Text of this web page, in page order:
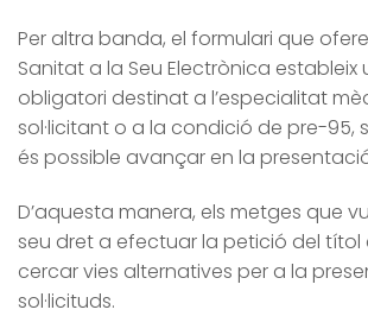
Per altra banda, el formulari que
Sanitat a la Seu Electrònica estableix
obligatori destinat a l’especialitat
sol·licitant o a la condició de pre-95,
és possible avançar en la
D’aquesta manera, els metges que
seu dret a efectuar la petició del títol
cercar vies alternatives per a la
sol·licituds.